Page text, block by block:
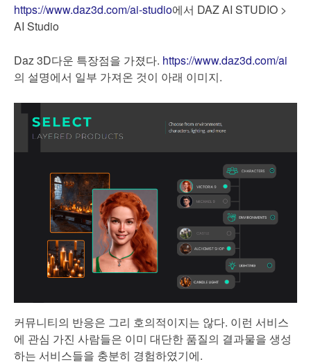
https://www.daz3d.com/ai-studio에서 DAZ AI STUDIO >
AI Studio
Daz 3D다운 특장점을 가졌다. https://www.daz3d.com/ai
의 설명에서 일부 가져온 것이 아래 이미지.
커뮤니티의 반응은 그리 호의적이지는 않다. 이런 서비스
에 관심 가진 사람들은 이미 대단한 품질의 결과물을 생성
하는 서비스들을 충분히 경험하였기에.